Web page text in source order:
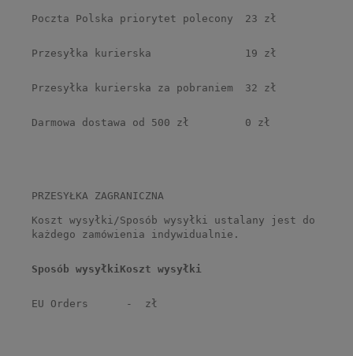
Poczta Polska priorytet polecony 23 zł
Przesyłka kurierska 19 zł
Przesyłka kurierska za pobraniem 32 zł
Darmowa dostawa od 500 zł 0 zł
PRZESYŁKA ZAGRANICZNA
Koszt wysyłki/Sposób wysyłki ustalany jest do
każdego zamówienia indywidualnie.
Sposób wysyłkiKoszt wysyłki
EU Orders - zł